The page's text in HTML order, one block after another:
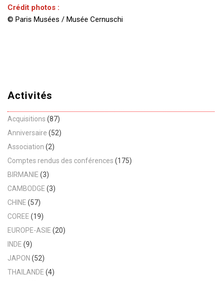
Crédit photos :
© Paris Musées / Musée Cernuschi
Activités
Acquisitions (87)
Anniversaire (52)
Association (2)
Comptes rendus des conférences (175)
BIRMANIE (3)
CAMBODGE (3)
CHINE (57)
COREE (19)
EUROPE-ASIE (20)
INDE (9)
JAPON (52)
THAILANDE (4)